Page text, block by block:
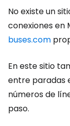
No existe un
conexiones en
buses.com
En este sitio
entre paradas
números de
paso.